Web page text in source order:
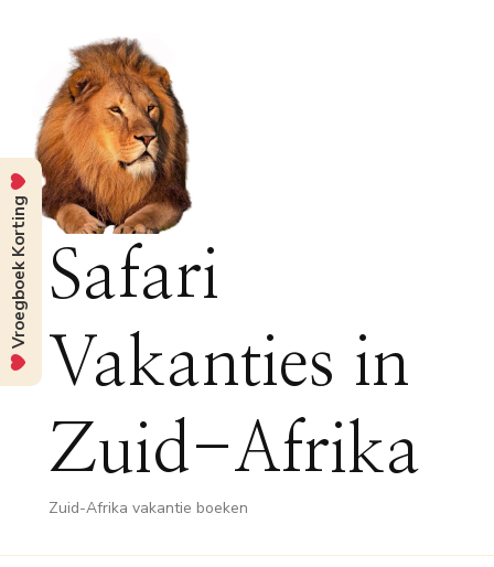
Safari
Vakanties in
Zuid-Afrika
Zuid-Afrika vakantie boeken
Vroegboek Korting